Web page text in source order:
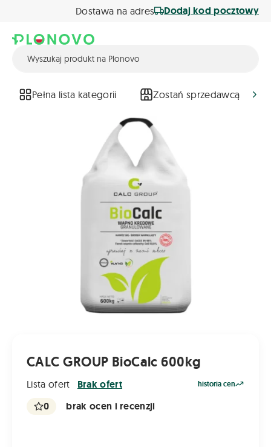
Dostawa na adres Dodaj kod pocztowy
Pełna lista kategorii Zostań sprzedawcą
CALC GROUP BioCalc 600kg
Lista ofert Brak ofert historia cen
0 brak ocen i recenzji